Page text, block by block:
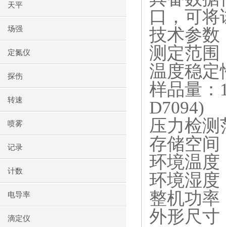
天平
场强
定氮仪
探伤
转速
喷雾
记录
计数
电导率
滴定仪
口，可
技术参数
测定范围
温度稳定
样品量：
D7094)
压力检测
存储空间
环境温度
环境湿度
整机功率
外形尺寸